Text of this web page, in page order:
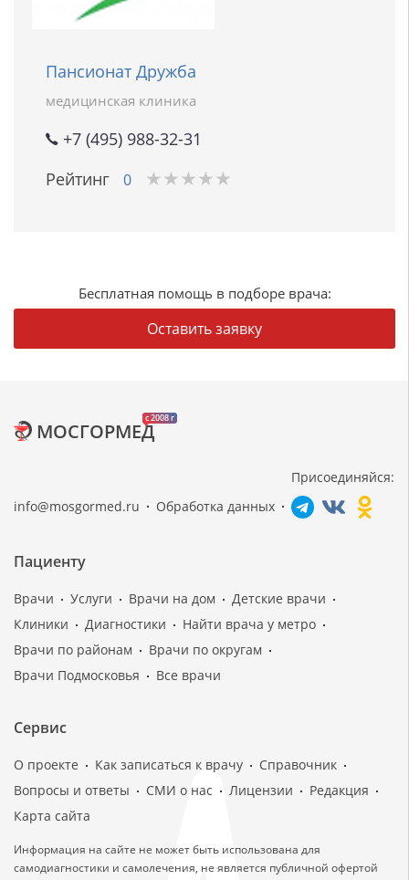
Пансионат Дружба
медицинская клиника
+7 (495) 988-32-31
Рейтинг
0 ★ ★ ★ ★ ★
★ ★ ★ ★ ★
Бесплатная помощь в подборе врача:
Оставить заявку
c 2008 г
МОСГОРМЕД
info@mosgormed.ru Обработка данных
Присоединяйся:
Пациенту
Врачи Услуги Врачи на дом
Детские врачи
Клиники
Диагностики
Найти врача у метро
Врачи по районам
Врачи по округам
Врачи Подмосковья
Все врачи
Сервис
О проекте Как записаться к врачу
Справочник
Вопросы и ответы
СМИ о нас Лицензии
Редакция
Карта сайта
Информация на сайте не может быть использована для
самодиагностики и самолечения, не является публичной офертой